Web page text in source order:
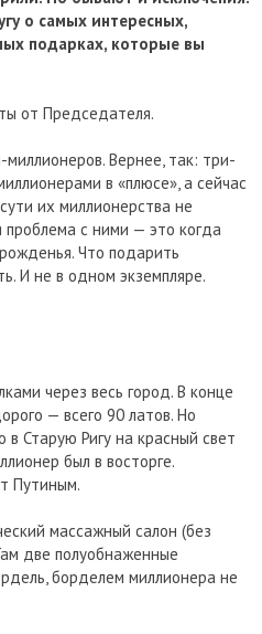
о самых интересных,
подарках, которые вы
от Председателя.
Вернее, так: три-
в «плюсе», а сейчас
их миллионерства не
с ними — это когда
Что подарить
И не в одном экземпляре.
через весь город. В конце
— всего 90 латов. Но
в Старую Ригу на красный свет
был в восторге.
Путиным.
массажный салон (без
две полуобнаженные
борделем миллионера не